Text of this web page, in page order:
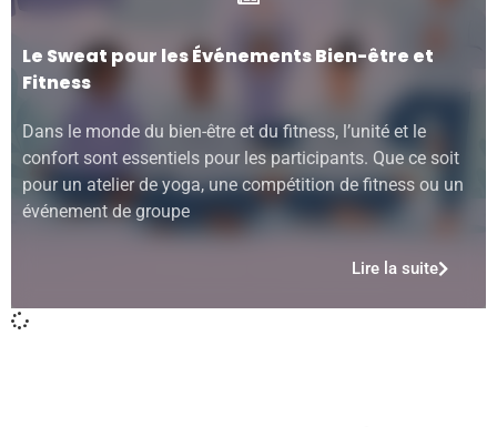
Le Sweat pour les Événements Bien-être et
Fitness
Dans le monde du bien-être et du fitness, l’unité et le
confort sont essentiels pour les participants. Que ce soit
pour un atelier de yoga, une compétition de fitness ou un
événement de groupe
Lire la suite